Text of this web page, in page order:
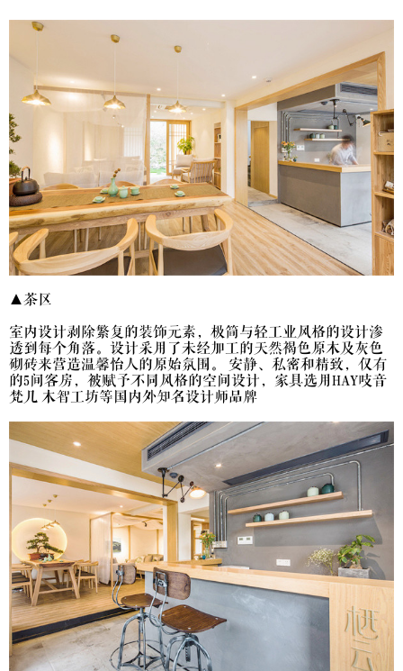
▲茶区
室内设计剥除繁复的装饰元素，极简与轻工业风格的设计渗
透到每个角落。设计采用了未经加工的天然褐色原木及灰色
砌砖来营造温馨怡人的原始氛围。 安静、私密和精致，仅有
的5间客房，被赋予不同风格的空间设计，家具选用HAY吱音
梵几 木智工坊等国内外知名设计师品牌